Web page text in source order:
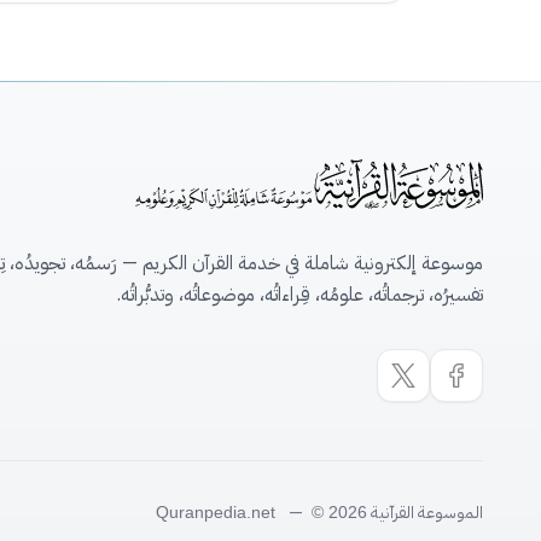
موسوعة إلكترونية شاملة في خدمة القرآن الكريم — رَسمُه، تجويدُه،
تفسيرُه، ترجماتُه، علومُه، قِراءاتُه، موضوعاتُه، وتدبُّراتُه.
الموسوعة القرآنية Quranpedia.net — © 2026